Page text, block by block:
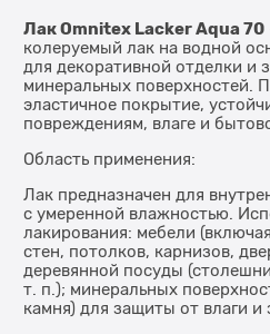
Лак Omnitex Lacker Aqua 70
колеруемый лак на водной
для декоративной отделки и
минеральных поверхностей.
эластичное покрытие,
повреждениям, влаге и
Область применения:
Лак предназначен для
с умеренной влажностью.
лакирования: мебели
стен, потолков, карнизов,
деревянной посуды
т. п.); минеральных
камня) для защиты от влаги и